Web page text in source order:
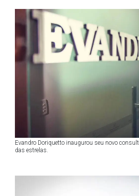
Evandro Doriquetto inaugurou seu novo
das estrelas.